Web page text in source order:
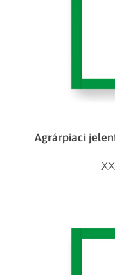
Agrárpiaci